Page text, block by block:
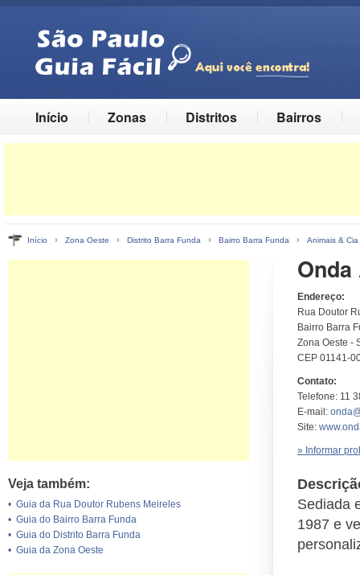
Início Zonas Distritos Bairros
Início › Zona Oeste › Distrito Barra Funda › Bairro Barra Funda › Animais & Cia
Veja também:
• Guia da Rua Doutor Rubens Meireles
• Guia do Bairro Barra Funda
• Guia do Distrito Barra Funda
• Guia da Zona Oeste
Endereço:
Rua Doutor
Bairro Barra
Zona Oeste -
CEP 01141-
Contato:
Telefone: 11
E-mail:
Site:
» Informar
Sediada
1987 e